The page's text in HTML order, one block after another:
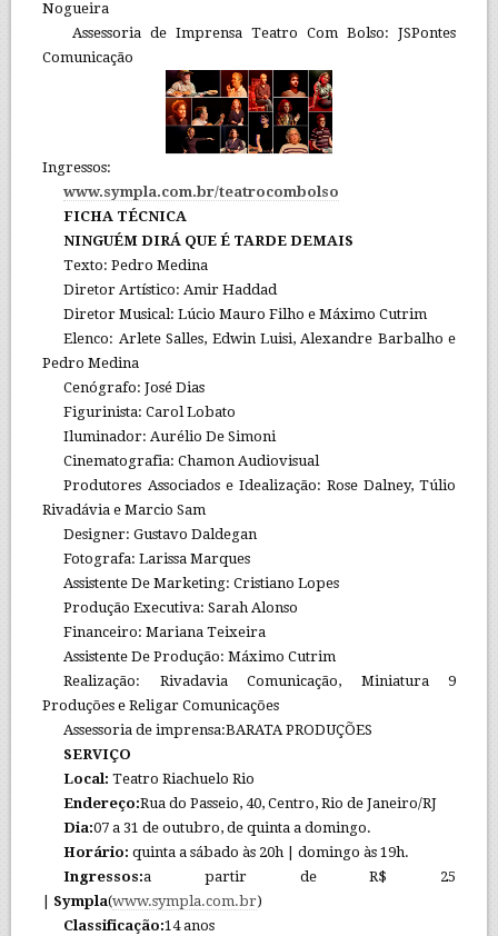
Nogueira
Assessoria de Imprensa Teatro Com Bolso: JSPontes
Comunicação
Ingressos:
www.sympla.com.br/teatrocombolso
FICHA TÉCNICA
NINGUÉM DIRÁ QUE É TARDE DEMAIS
Texto: Pedro Medina
Diretor Artístico: Amir Haddad
Diretor Musical: Lúcio Mauro Filho e Máximo Cutrim
Elenco: Arlete Salles, Edwin Luisi, Alexandre Barbalho e
Pedro Medina
Cenógrafo: José Dias
Figurinista: Carol Lobato
Iluminador: Aurélio De Simoni
Cinematografia: Chamon Audiovisual
Produtores Associados e Idealização: Rose Dalney, Túlio
Rivadávia e Marcio Sam
Designer: Gustavo Daldegan
Fotografa: Larissa Marques
Assistente De Marketing: Cristiano Lopes
Produção Executiva: Sarah Alonso
Financeiro: Mariana Teixeira
Assistente De Produção: Máximo Cutrim
Realização: Rivadavia Comunicação, Miniatura 9
Produções e Religar Comunicações
Assessoria de imprensa:BARATA PRODUÇÕES
SERVIÇO
Local: Teatro Riachuelo Rio
Endereço:Rua do Passeio, 40, Centro, Rio de Janeiro/RJ
Dia:07 a 31 de outubro, de quinta a domingo.
Horário:quinta a sábado às 20h | domingo às 19h.
Ingressos:a partir de R$ 25
Sympla(www.sympla.com.br)
Classificação:14 anos